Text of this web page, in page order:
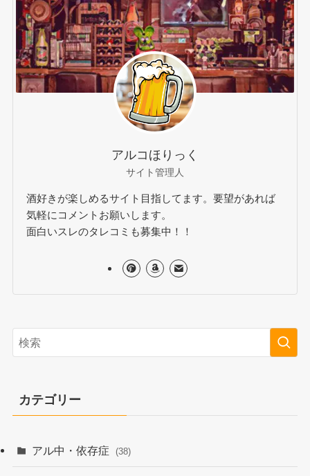
アルコほりっく
サイト管理人
酒好きが楽しめるサイト目指してます。要望があれば
気軽にコメントお願いします。
面白いスレのタレコミも募集中！！
カテゴリー
アル中・依存症 (38)